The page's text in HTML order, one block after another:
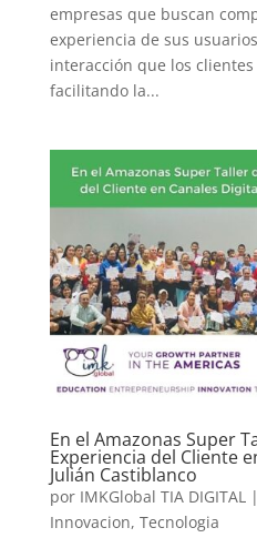
empresas que buscan
experiencia de sus
interacción que los
facilitando la...
En el Amazonas Super
Experiencia del Cliente
Julián Castiblanco
por IMKGlobal TIA DIGITAL |
Innovacion, Tecnologia